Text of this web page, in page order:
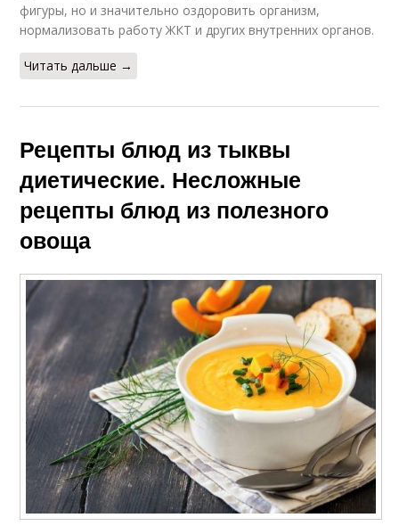
фигуры, но и значительно оздоровить организм,
нормализовать работу ЖКТ и других внутренних органов.
Читать дальше →
Рецепты блюд из тыквы
диетические. Несложные
рецепты блюд из полезного
овоща